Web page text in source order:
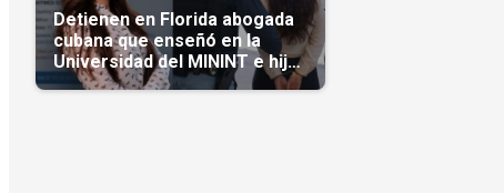
Detienen en Florida abogada
cubana que enseñó en la
Universidad del MININT e hija
de diplomático cubano